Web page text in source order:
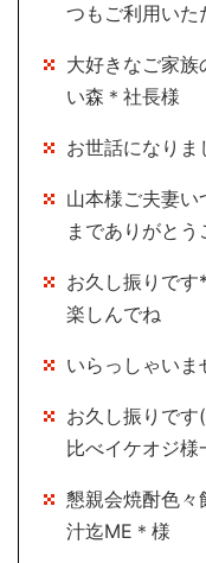
つもご利用いた
大好きなご家
い森＊社長様
お世話になり
山本様ご夫妻
までありがと
お久し振りで
楽しんでね
いらっしゃい
お久し振りで
比べイケオジ様
懇親会焼酎色々
汁迄ME＊様